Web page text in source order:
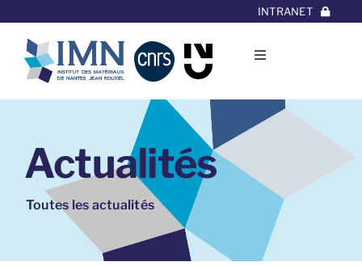
au
contenu
INTRANET
Toggle
L’Institut
Thématiques
Equipes
Projets/Collaborations
Actualités
Toutes les actualités